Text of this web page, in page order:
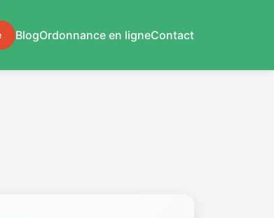
BlogOrdonnance en ligneContact